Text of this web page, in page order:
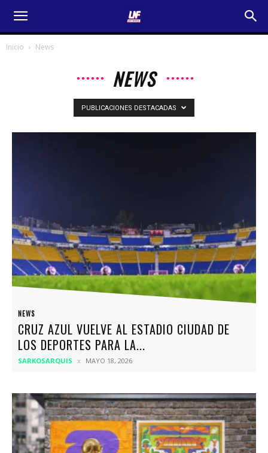
Inicio News
NEWS
PUBLICACIONES DESTACADAS
NEWS
CRUZ AZUL VUELVE AL ESTADIO CIUDAD DE
LOS DEPORTES PARA LA...
SARKOSARQUIS MAYO 18, 2026